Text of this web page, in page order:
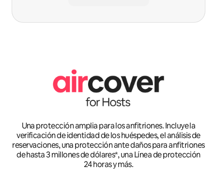
Una protección amplia para los anfitriones. Incluye la
verificación de identidad de los huéspedes, el análisis de
reservaciones, una protección ante daños para anfitriones
de hasta 3 millones de dólares*, una Línea de protección
24 horas y más.